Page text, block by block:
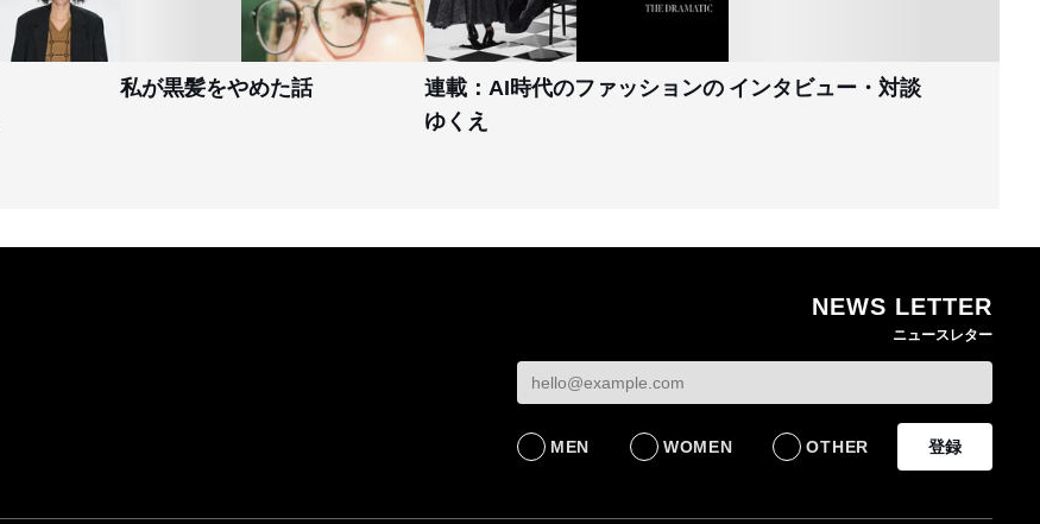
私が黒髪をやめた話
連載：AI時代のファッションの
ゆくえ
インタビュー・対談
NEWS LETTER
ニュースレター
MEN WOMEN OTHER 登録